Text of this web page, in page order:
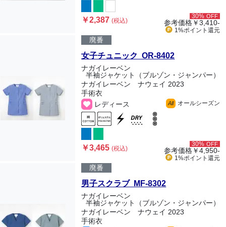
￥2,387(税込)
30% OFF
参考価格￥3,410-
1%ポイント 還元
廃番
女子チュニック OR-8402
ナガイレーベン
半袖ジャケット（ブルゾン・ジャンパー）
ナガイレーベン ナウェイ 2023
手術衣
レディース
All オールシーズン
￥3,465(税込)
30% OFF
参考価格￥4,950-
1%ポイント 還元
廃番
男子スクラブ MF-8302
ナガイレーベン
半袖ジャケット（ブルゾン・ジャンパー）
ナガイレーベン ナウェイ 2023
手術衣